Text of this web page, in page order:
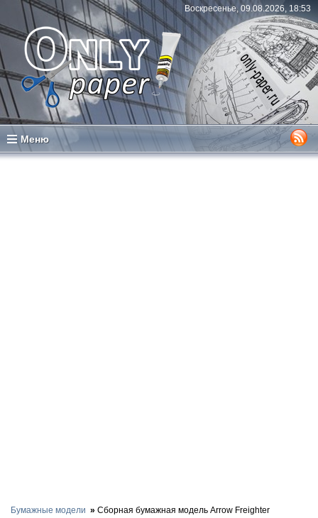
Воскресенье, 09.08.2026, 18:53
Меню
Бумажные модели Сборная бумажная модель Arrow Freighter